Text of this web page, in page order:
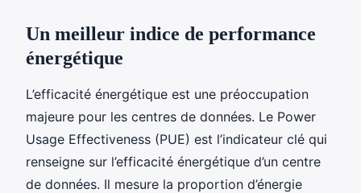
Un meilleur indice de performance
énergétique
L’efficacité énergétique est une préoccupation
majeure pour les centres de données. Le Power
Usage Effectiveness (PUE) est l’indicateur clé qui
renseigne sur l’efficacité énergétique d’un centre
de données. Il mesure la proportion d’énergie